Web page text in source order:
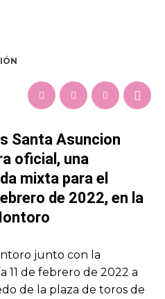
Santa Asuncion
oficial, una
mixta para el
de 2022, en la
junto con la
11 de febrero de 2022 a
de la plaza de toros de